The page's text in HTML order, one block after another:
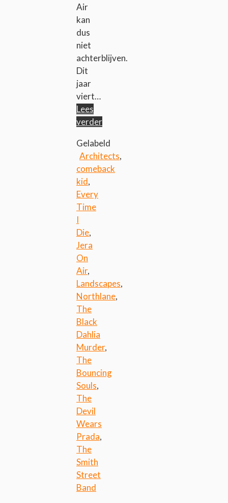
Air
kan
dus
niet
achterblijven.
Dit
jaar
viert…
Lees
verder
Gelabeld
Architects,
comeback
kid,
Every
Time
I
Die,
Jera
On
Air,
Landscapes,
Northlane,
The
Black
Dahlia
Murder,
The
Bouncing
Souls,
The
Devil
Wears
Prada,
The
Smith
Street
Band